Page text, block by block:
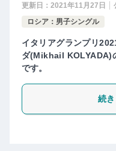
更新日： 2021年11月27日
ロシア：男子シングル
イタリアグランプリ
ダ(Mikhail KOLYADA)
です。
続